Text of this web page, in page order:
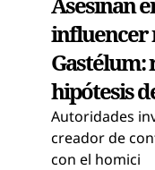
influencer
hipótesis
Autoridades
creador de
con el homici